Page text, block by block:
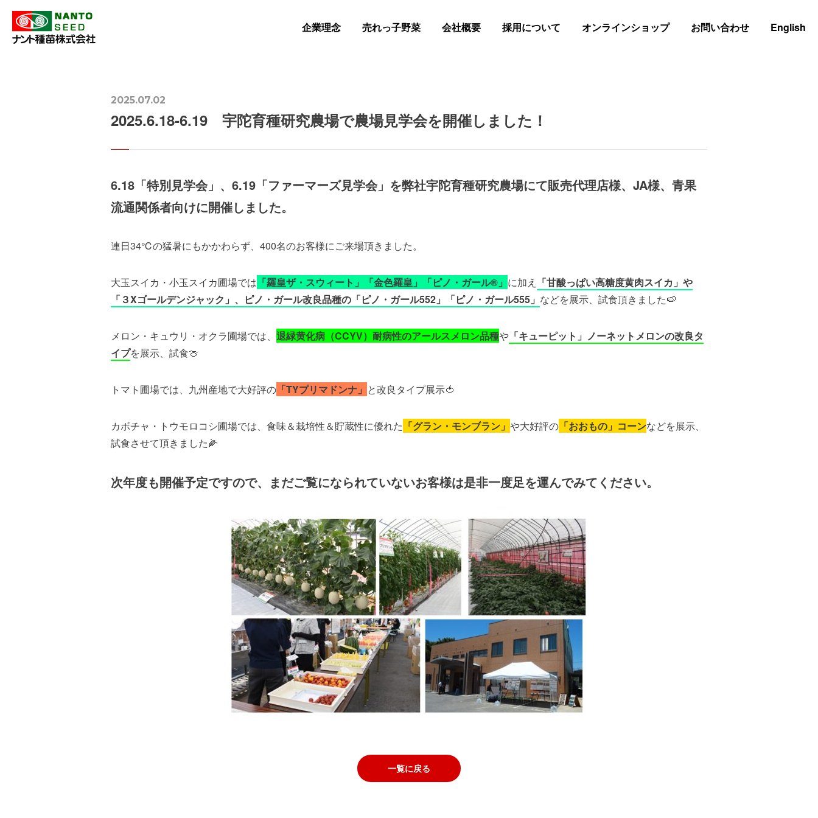
企業理念 売れっ子野菜 会社概要 採用について オンラインショップ お問い合わせ English
2025.07.02
2025.6.18-6.19 宇陀育種研究農場で農場見学会を開催しました！
6.18「特別見学会」、6.19「ファーマーズ見学会」を弊社宇陀育種研究農場にて販売代理店様、JA様、青果
流通関係者向けに開催しました。
連日34℃の猛暑にもかかわらず、400名のお客様にご来場頂きました。
大玉スイカ・小玉スイカ圃場では 「羅皇ザ・スウィート」「金色羅皇」「ピノ・ガール®」 に加え
「甘酸っぱい高糖度黄肉スイカ」や
「３Xゴールデンジャック」、ピノ・ガール改良品種の「ピノ・ガール552」「ピノ・ガール555」 などを展示、試食頂きました🍉
メロン・キュウリ・オクラ圃場では、 退緑黄化病（CCYV）耐病性のアールスメロン品種や 「キューピット」ノーネットメロンの改良タ
イプを展示、試食🍈
トマト圃場では、九州産地で大好評の 「TYプリマドンナ」 と改良タイプ展示🍅
カボチャ・トウモロコシ圃場では、食味＆栽培性＆貯蔵性に優れた 「グラン・モンブラン」 や大好評の 「おおもの」コーンなどを展示、
試食させて頂きました🌽
次年度も開催予定ですので、まだご覧になられていないお客様は是非一度足を運んでみてください。
一覧に戻る